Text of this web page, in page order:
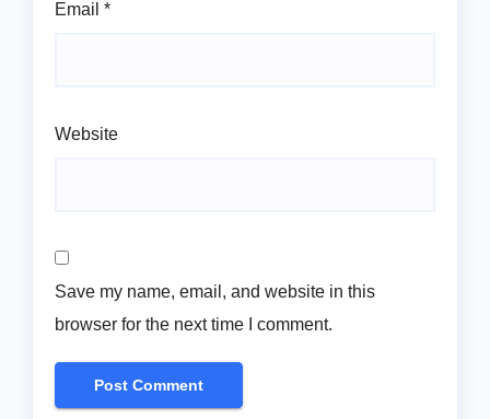
Email *
Website
Save my name, email, and website in this
browser for the next time I comment.